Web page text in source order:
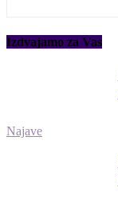
Izdvajamo za Vas
Najave